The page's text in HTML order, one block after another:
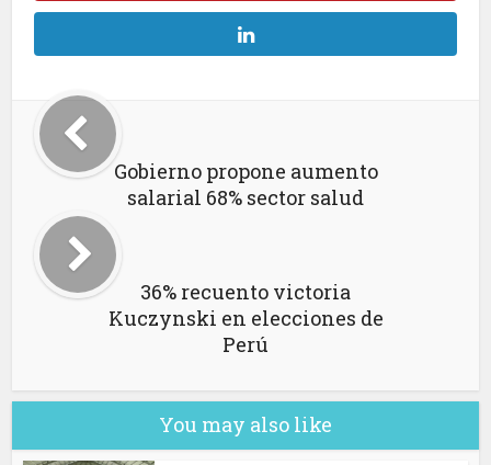
Gobierno propone aumento
salarial 68% sector salud
36% recuento victoria
Kuczynski en elecciones de
Perú
You may also like